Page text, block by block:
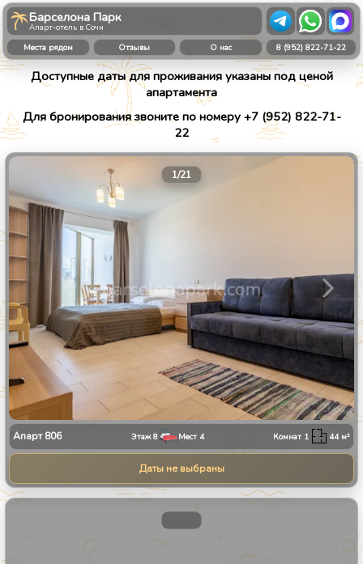
Барселона Парк
Апарт-отель в Сочи
Места рядом
Отзывы О нас 8 (952) 822-71-22
Доступные даты для проживания указаны под ценой
апартамента
Для бронирования звоните по номеру +7 (952) 822-71-
22
1/21
Апарт806 Этаж8 Мест 4 Комнат 1 44м²
Даты не выбраны